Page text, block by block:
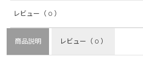
レビュー （ 0 ）
商品説明 レビュー （ 0 ）